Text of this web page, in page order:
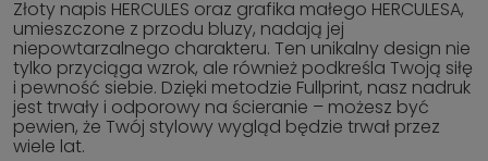
Złoty napis HERCULES oraz grafika małego HERCULESA,
umieszczone z przodu bluzy, nadają jej
niepowtarzalnego charakteru. Ten unikalny design nie
tylko przyciąga wzrok, ale również podkreśla Twoją siłę
i pewność siebie. Dzięki metodzie Fullprint, nasz nadruk
jest trwały i odporowy na ścieranie – możesz być
pewien, że Twój stylowy wygląd będzie trwał przez
wiele lat.